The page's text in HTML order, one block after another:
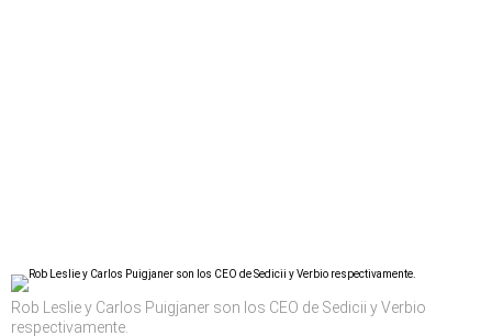
Rob Leslie y Carlos Puigjaner son los CEO de Sedicii y Verbio
respectivamente.